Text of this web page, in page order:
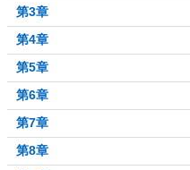
第3章
第4章
第5章
第6章
第7章
第8章